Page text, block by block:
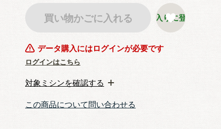
データ購入にはログインが必要です
買い物かごに入れる
ログインはこちら
お気に入りに登録する
対象ミシンを確認する
この商品について問い合わせる